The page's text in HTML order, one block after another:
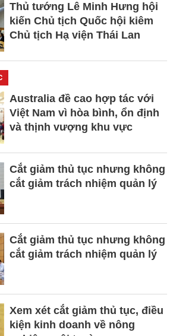
Thủ tướng Lê Minh Hưng hội
kiến Chủ tịch Quốc hội kiêm
Chủ tịch Hạ viện Thái Lan
Australia đề cao hợp tác với
Việt Nam vì hòa bình, ổn định
và thịnh vượng khu vực
Cắt giảm thủ tục nhưng không
cắt giảm trách nhiệm quản lý
Cắt giảm thủ tục nhưng không
cắt giảm trách nhiệm quản lý
Xem xét cắt giảm thủ tục, điều
kiện kinh doanh về nông